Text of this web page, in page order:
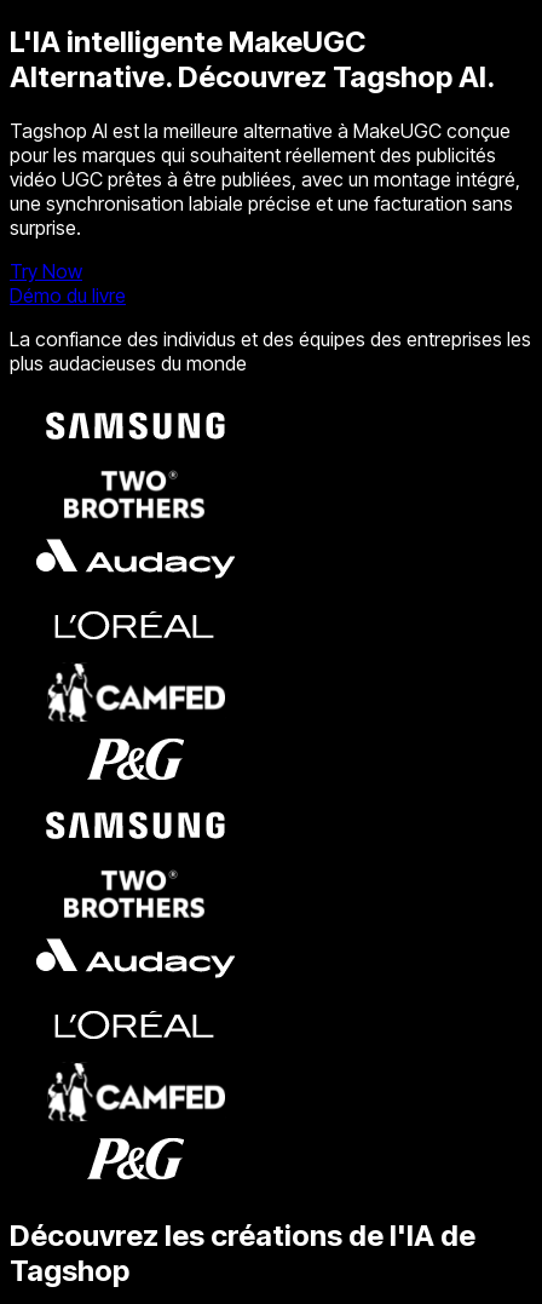
L'IA intelligente MakeUGC
Alternative. Découvrez Tagshop AI.
Tagshop AI est la meilleure alternative à MakeUGC conçue
pour les marques qui souhaitent réellement des publicités
vidéo UGC prêtes à être publiées, avec un montage intégré,
une synchronisation labiale précise et une facturation sans
surprise.
Try Now
Démo du livre
La confiance des individus et des équipes des entreprises les
plus audacieuses du monde
Découvrez les créations de l'IA de
Tagshop